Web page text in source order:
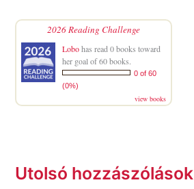
2026 Reading Challenge
Lobohas read 0 books toward
her goal of 60 books.
0 of 60
(0%)
view books
Utolsó hozzászólások